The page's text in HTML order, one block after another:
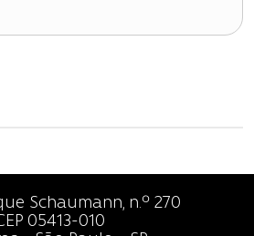
Schaumann, n.º 270
05413-010